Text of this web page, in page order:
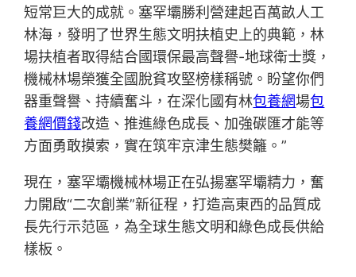
短常巨大的成就。塞罕壩勝利營建起百萬畝人工
林海，發明了世界生態文明扶植史上的典範，林
場扶植者取得結合國環保最高聲譽-地球衛士獎，
機械林場榮獲全國脫貧攻堅榜樣稱號。盼望你們
器重聲譽、持續奮斗，在深化國有林包養網場包
養網價錢改造、推進綠色成長、加強碳匯才能等
方面勇敢摸索，實在筑牢京津生態樊籬。”
現在，塞罕壩機械林場正在弘揚塞罕壩精力，奮
力開啟“二次創業”新征程，打造高東西的品質成
長先行示范區，為全球生態文明和綠色成長供給
樣板。